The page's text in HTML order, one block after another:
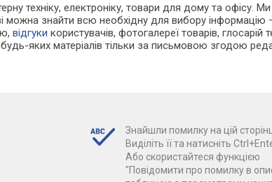
техніку, електроніку, товари для дому та офісу.
можна знайти всю необхідну для вибору
відгуки користувачів, фотогалереї товарів, глосарій
яких матеріалів тільки за письмовою згодою
Знайшли помилку на цій
Виділіть її та натисніть
Або скористайтеся функцією
"Повідомити про помилку в